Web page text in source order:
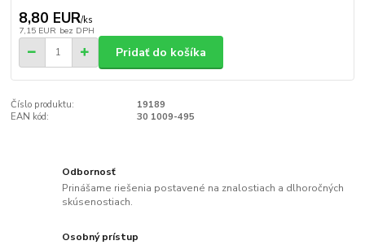
8,80 EUR/ks
7,15 EUR bez DPH
Pridať do košíka
Číslo produktu:
19189
EAN kód:
30 1009-495
Odbornosť
Prinášame riešenia postavené na znalostiach a dlhoročných
skúsenostiach.
Osobný prístup